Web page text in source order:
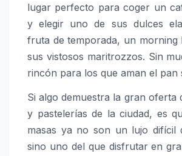
lugar perfecto para coger un
y elegir uno de sus dulces
fruta de temporada, un morning
sus vistosos maritrozzos. Sin
rincón para los que aman el pan
Si algo demuestra la gran oferta
y pastelerías de la ciudad, es
masas ya no son un lujo difícil
sino uno del que disfrutar en